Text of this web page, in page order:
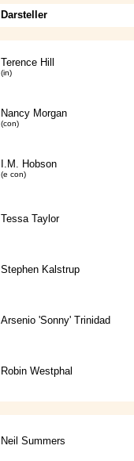
Darsteller
Terence Hill
(in)
Nancy Morgan
(con)
I.M. Hobson
(e con)
Tessa Taylor
Stephen Kalstrup
Arsenio 'Sonny' Trinidad
Robin Westphal
Neil Summers